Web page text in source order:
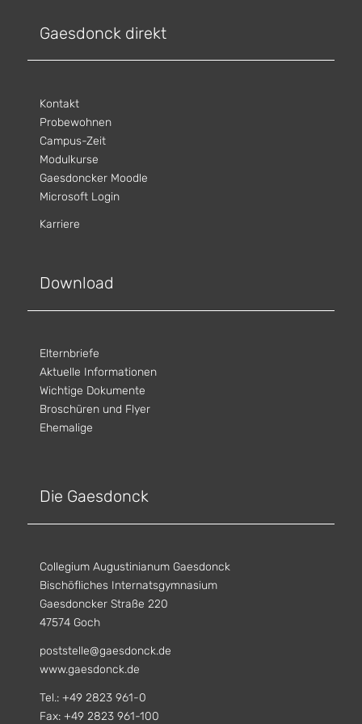
Gaesdonck direkt
Kontakt
Probewohnen
Campus-Zeit
Modulkurse
Gaesdoncker Moodle
Microsoft Login
Karriere
Download
Elternbriefe
Aktuelle Informationen
Wichtige Dokumente
Broschüren und Flyer
Ehemalige
Die Gaesdonck
Collegium Augustinianum Gaesdonck
Bischöfliches Internatsgymnasium
Gaesdoncker Straße 220
47574 Goch
poststelle@gaesdonck.de
www.gaesdonck.de
Tel.: +49 2823 961-0
Fax: +49 2823 961-100